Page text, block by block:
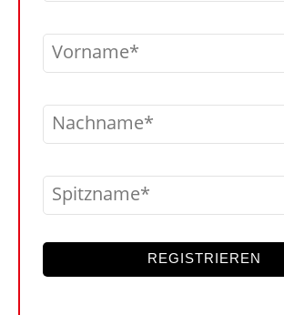
Vorname
Nachname
Spitzname
REGISTRIEREN